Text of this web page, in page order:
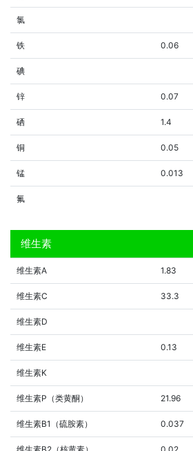
氯
铁 0.06
碘
锌 0.07
硒 1.4
铜 0.05
锰 0.013
氟
维生素
维生素A 1.83
维生素C 33.3
维生素D
维生素E 0.13
维生素K
维生素P（类黄酮） 21.96
维生素B1（硫胺素） 0.037
维生素B2（核黄素） 0.02